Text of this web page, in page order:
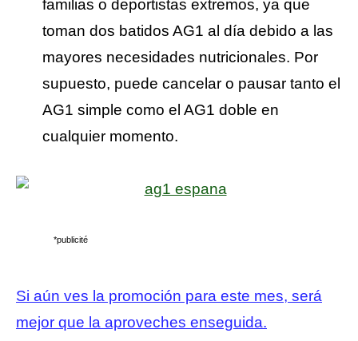
familias o deportistas extremos, ya que
toman dos batidos AG1 al día debido a las
mayores necesidades nutricionales. Por
supuesto, puede cancelar o pausar tanto el
AG1 simple como el AG1 doble en
cualquier momento.
*publicité
Si aún ves la promoción para este mes, será
mejor que la aproveches enseguida.